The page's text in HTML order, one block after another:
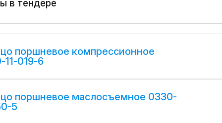
в тендере
поршневое компрессионное
11-019-6
поршневое маслосъемное 0330-
5